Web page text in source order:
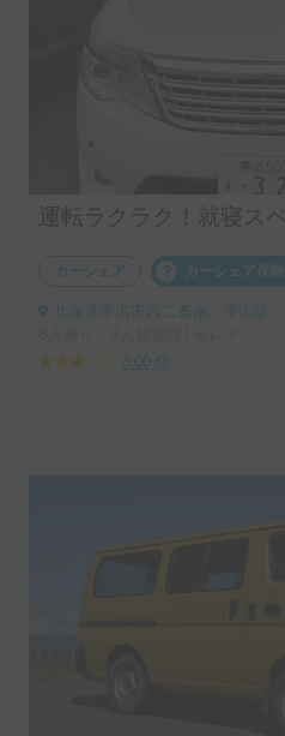
カーシェア カーシェア保険
北海道帯広市西二条南, ' 帯広駅
3.00